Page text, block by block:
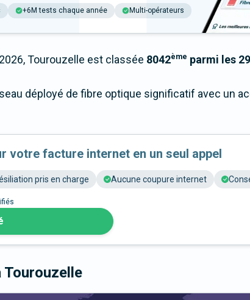
+6M tests chaque année Multi-opérateurs
Tourouzelle est classée 8042ème parmi les
déployé de fibre optique significatif avec un
votre facture internet en un seul appel
pris en charge Aucune coupure internet
Tourouzelle